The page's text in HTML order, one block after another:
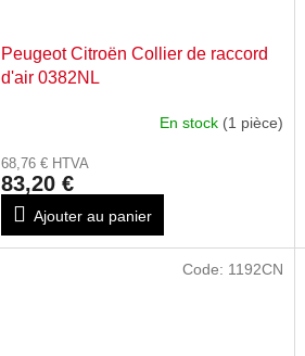
Peugeot Citroën Collier de raccord
d'air 0382NL
En stock (1 pièce)
68,76 € HTVA
83,20 €
Ajouter au panier
Code: 1192CN